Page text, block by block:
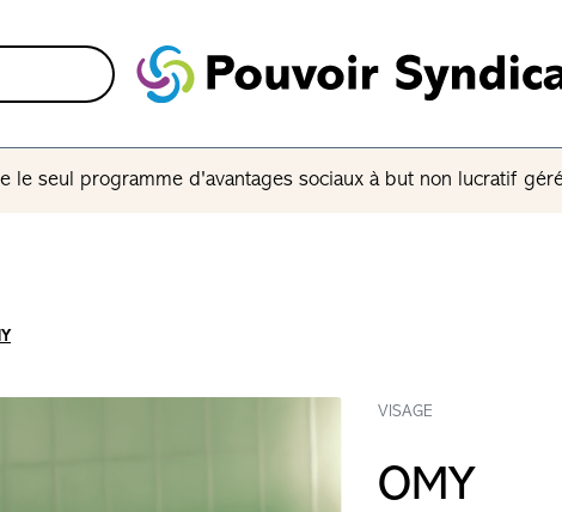
le seul programme d'avantages sociaux à but non lucratif
VISAGE
OMY